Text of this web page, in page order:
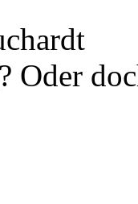
Oder